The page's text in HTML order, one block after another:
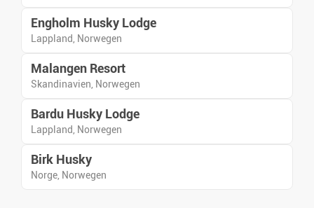
Engholm Husky Lodge
Lappland, Norwegen
Malangen Resort
Skandinavien, Norwegen
Bardu Husky Lodge
Lappland, Norwegen
Birk Husky
Norge, Norwegen